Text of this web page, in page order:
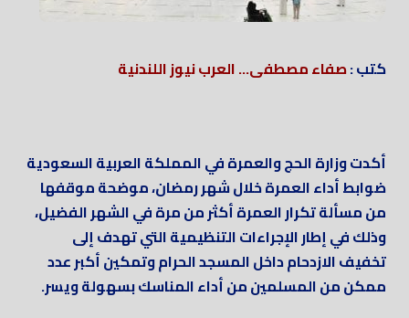
كتب :صفاء مصطفى... العرب نيوز اللندنية
أكدت وزارة الحج والعمرة في المملكة العربية السعودية
ضوابط أداء العمرة خلال شهر رمضان، موضحة موقفها
من مسألة تكرار العمرة أكثر من مرة في الشهر الفضيل،
وذلك في إطار الإجراءات التنظيمية التي تهدف إلى
تخفيف الازدحام داخل المسجد الحرام وتمكين أكبر عدد
ممكن من المسلمين من أداء المناسك بسهولة ويسر.